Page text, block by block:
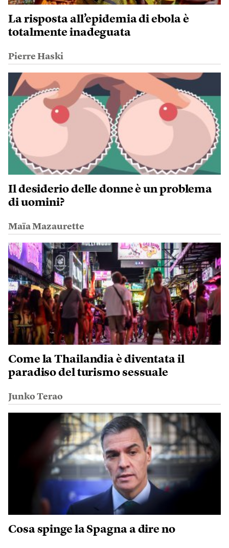
La risposta all’epidemia di ebola è
totalmente inadeguata
Pierre Haski
Il desiderio delle donne è un problema
di uomini?
Maïa Mazaurette
Come la Thailandia è diventata il
paradiso del turismo sessuale
Junko Terao
Cosa spinge la Spagna a dire no